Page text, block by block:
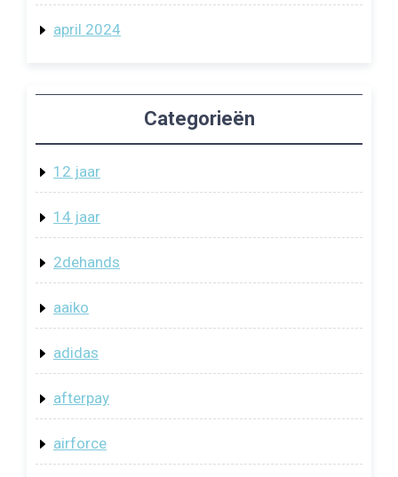
april 2024
Categorieën
12 jaar
14 jaar
2dehands
aaiko
adidas
afterpay
airforce